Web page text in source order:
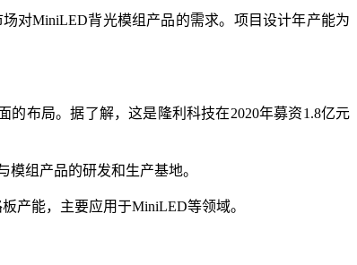
对MiniLED背光模组产品的需求。项目设计年产能为
布局。据了解，这是隆利科技在2020年募资1.8亿元
组产品的研发和生产基地。
产能，主要应用于MiniLED等领域。